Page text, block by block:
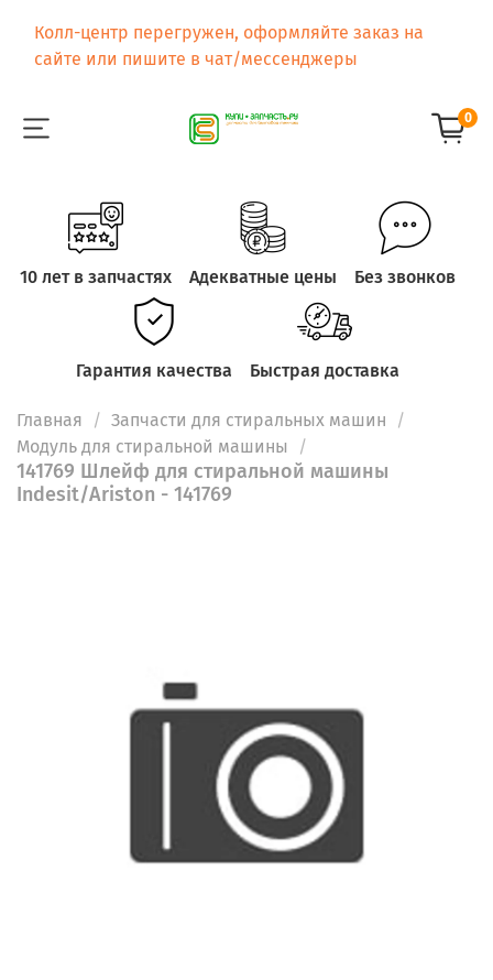
Колл-центр перегружен, оформляйте заказ на
сайте или пишите в чат/мессенджеры
0
10 лет в запчастях Адекватные цены Без звонков
Гарантия качества Быстрая доставка
Главная
Запчасти для стиральных машин
Модуль для стиральной машины
141769 Шлейф для стиральной машины
Indesit/Ariston - 141769